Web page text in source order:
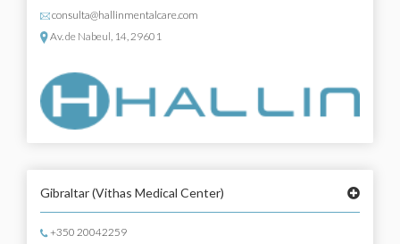
consulta@hallinmentalcare.com
Av. de Nabeul, 14, 29601
Gibraltar(Vithas Medical Center)
+350 20042259